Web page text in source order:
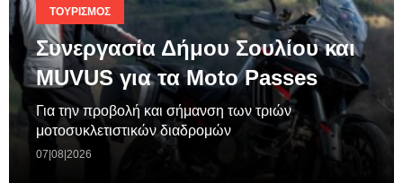
ΤΟΥΡΙΣΜΌΣ
Συνεργασία Δήμου Σουλίου και
MUVUS για τα Moto Passes
Για την προβολή και σήμανση των τριών
μοτοσυκλετιστικών διαδρομών
07|08|2026